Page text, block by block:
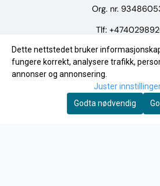
Org. nr.
Tlf:
Meny
Logg på
Merker
Dette nettstedet bruker
fungere korrekt, analysere trafikk,
annonser og annonsering.
Juster
Godta nødvendig